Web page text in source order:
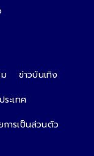
ข่าวบันเทิง
ระเทศ
การเป็นส่วนตัว